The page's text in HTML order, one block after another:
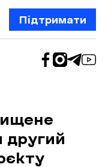
Підтримати
другий